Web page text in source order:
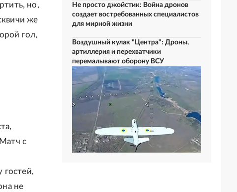
но,
же
гол,
с
гостей,
не
Не просто джойстик: Война дронов
создает востребованных специалистов
для мирной жизни
Воздушный кулак "Центра": Дроны,
артиллерия и перехватчики
перемалывают оборону ВСУ